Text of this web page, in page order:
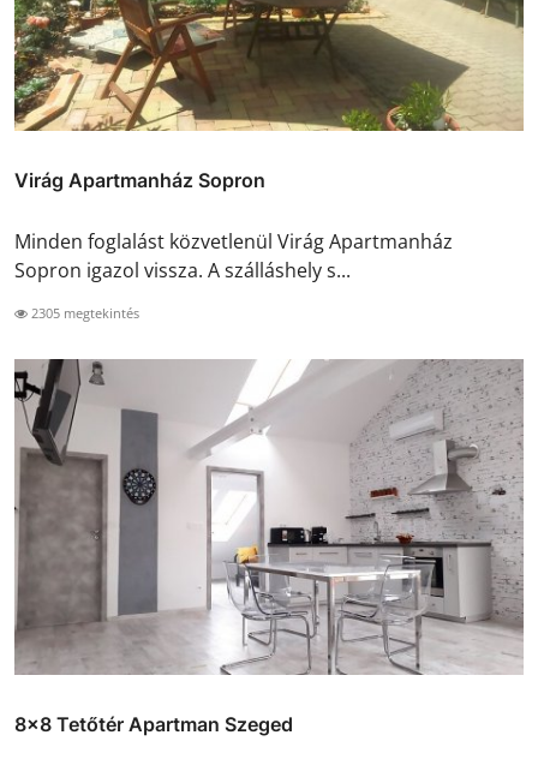
Virág Apartmanház Sopron
Minden foglalást közvetlenül Virág Apartmanház
Sopron igazol vissza. A szálláshely s...
2305 megtekintés
8x8 Tetőtér Apartman Szeged